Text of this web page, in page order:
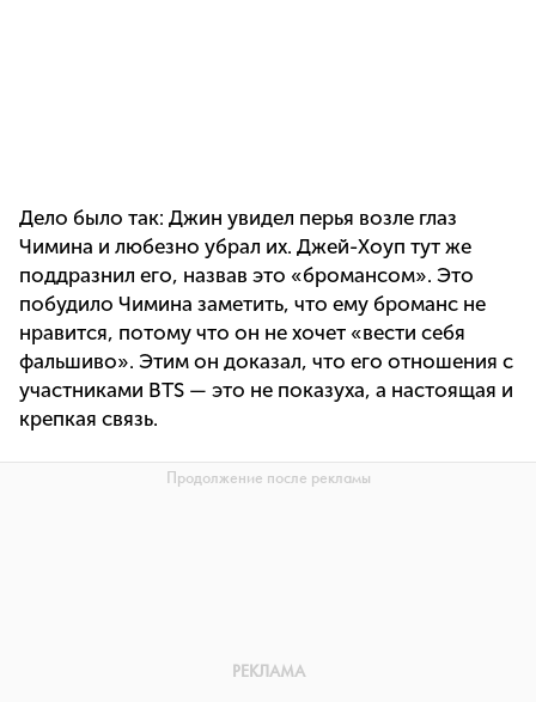
Дело было так: Джин увидел перья возле глаз
Чимина и любезно убрал их. Джей-Хоуп тут же
поддразнил его, назвав это «бромансом». Это
побудило Чимина заметить, что ему броманс не
нравится, потому что он не хочет «вести себя
фальшиво». Этим он доказал, что его отношения с
участниками BTS — это не показуха, а настоящая и
крепкая связь.